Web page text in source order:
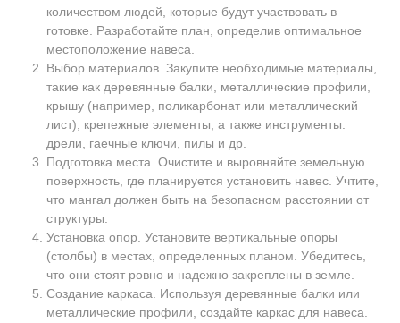
количеством людей, которые будут участвовать в
готовке. Разработайте план, определив оптимальное
местоположение навеса.
Выбор материалов. Закупите необходимые материалы,
такие как деревянные балки, металлические профили,
крышу (например, поликарбонат или металлический
лист), крепежные элементы, а также инструменты.
дрели, гаечные ключи, пилы и др.
Подготовка места. Очистите и выровняйте земельную
поверхность, где планируется установить навес. Учтите,
что мангал должен быть на безопасном расстоянии от
структуры.
Установка опор. Установите вертикальные опоры
(столбы) в местах, определенных планом. Убедитесь,
что они стоят ровно и надежно закреплены в земле.
Создание каркаса. Используя деревянные балки или
металлические профили, создайте каркас для навеса.